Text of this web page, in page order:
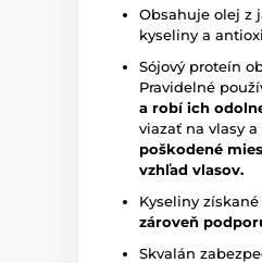
Obsahuje olej z
kyseliny a
Sójový proteín
Pravidelné
a robí ich
viazať na vlasy
poškodené
vzhľad vlasov.
Kyseliny
zároveň
Skvalán